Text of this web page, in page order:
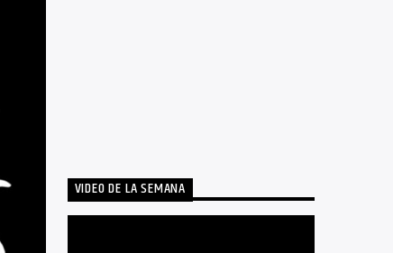
VIDEO DE LA SEMANA